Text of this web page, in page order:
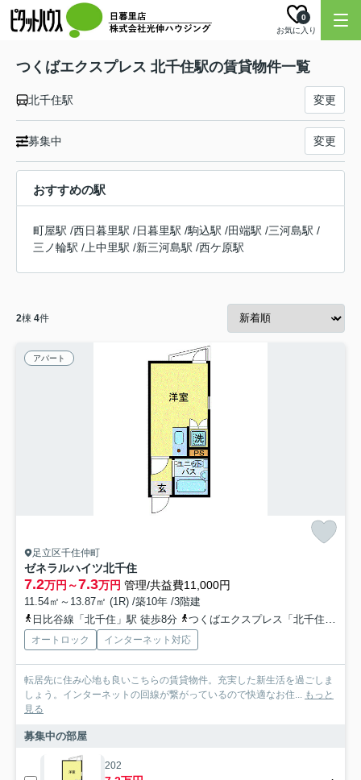
お気に入り
0
つくばエクスプレス 北千住駅の賃貸物件一覧
北千住駅 変更
募集中 変更
おすすめの駅
町屋駅 /西日暮里駅 /日暮里駅 /駒込駅 /田端駅 /三河島駅 /
三ノ輪駅 / 上中里駅 /新三河島駅 /西ケ原駅
2棟 4件
アパート
足立区千住仲町
ゼネラルハイツ北千住
7.2万円～7.3万円 管理/共益費11,000円
11.54㎡～13.87㎡ (1R) /築10年 /3階建
日比谷線「北千住」駅 徒歩8分
つくばエクスプレス「北千住」駅 徒歩8分
オートロック インターネット対応
転居先に住み心地も良いこちらの賃貸物件。充実した新生活を過ごしま
しょう。インターネットの回線が繋がっているので快適なお住... もっと
見る
募集中の部屋
202